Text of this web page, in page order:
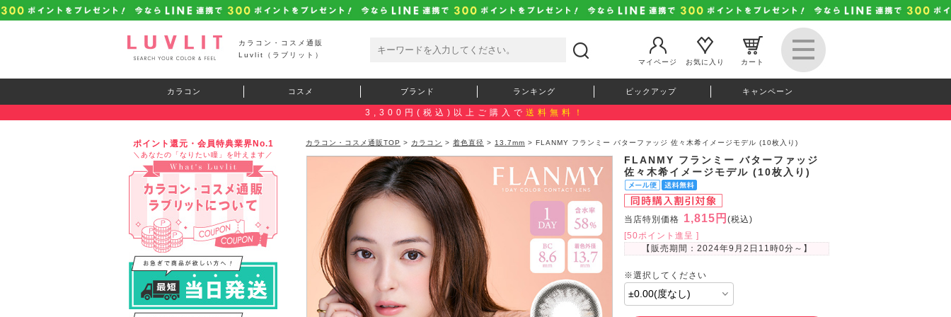
カラコン・コスメ通販
Luvlit（ラブリット）
マイページ
お気に入り カート
カラコン コスメ ブランド ランキング ピックアップ キャンペーン
3,300円(税込)以上ご購入で 送料無料！
ポイント還元・会員特典業界No.1
＼あなたの「なりたい瞳」を叶えます／
カラコン・コスメ通販TOP > カラコン > 着色直径 > 13.7mm > FLANMY フランミー バターファッジ 佐々木希イメージモデル (10枚入り)
FLANMY フランミー バターファッジ
佐々木希イメージモデル (10枚入り)
当店特別価格 1,815円 (税込)
[50ポイント進呈 ]
【販売期間： 2024年9月2日11時0分 ～】